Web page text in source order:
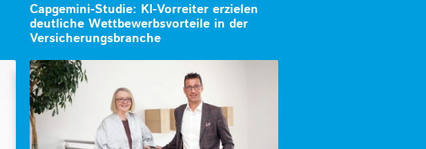
Capgemini-Studie: KI-Vorreiter erzielen
deutliche Wettbewerbsvorteile in der
Versicherungsbranche